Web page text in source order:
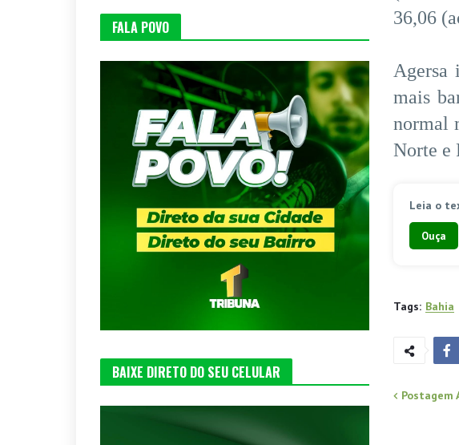
36,06
Agersa
mais
normal
Norte e
Leia o
Ouça
Tags: Bahia
Postagem
FALA POVO
BAIXE DIRETO DO SEU CELULAR